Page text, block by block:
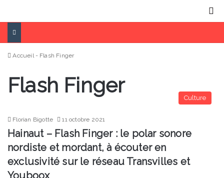
Accueil - Flash Finger
Flash Finger
Culture
Florian Bigotte 11 octobre 2021
Hainaut – Flash Finger : le polar sonore
nordiste et mordant, à écouter en
exclusivité sur le réseau Transvilles et
Youboox